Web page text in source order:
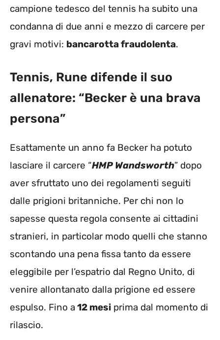
campione tedesco del tennis ha subito una
condanna di due anni e mezzo di carcere per
gravi motivi: bancarotta fraudolenta.
Tennis, Rune difende il suo
allenatore: “Becker è una brava
persona”
Esattamente un anno fa Becker ha potuto
lasciare il carcere “HMP Wandsworth” dopo
aver sfruttato uno dei regolamenti seguiti
dalle prigioni britanniche. Per chi non lo
sapesse questa regola consente ai cittadini
stranieri, in particolar modo quelli che stanno
scontando una pena fissa tanto da essere
eleggibile per l’espatrio dal Regno Unito, di
venire allontanato dalla prigione ed essere
espulso. Fino a12 mesi prima dal momento di
rilascio.